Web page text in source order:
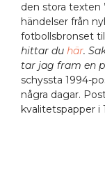
den stora texten
händelser från
fotbollsbronset
hittar du här.
tar jag fram en
schyssta 1994-
några dagar.
kvalitetspapper i